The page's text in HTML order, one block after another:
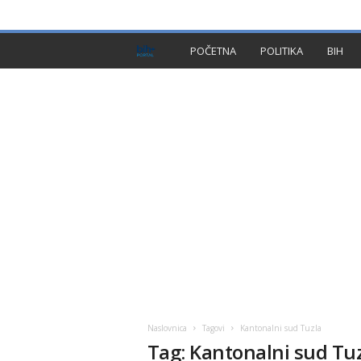
POČETNA POLITIKA BIH
Naslovnica Tagovi Kantonalni sud Tuzla
Tag: Kantonalni sud